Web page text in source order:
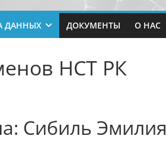
ДАННЫХ ДОКУМЕНТЫ О НАС
НСТ РК
Сибиль Эмилия